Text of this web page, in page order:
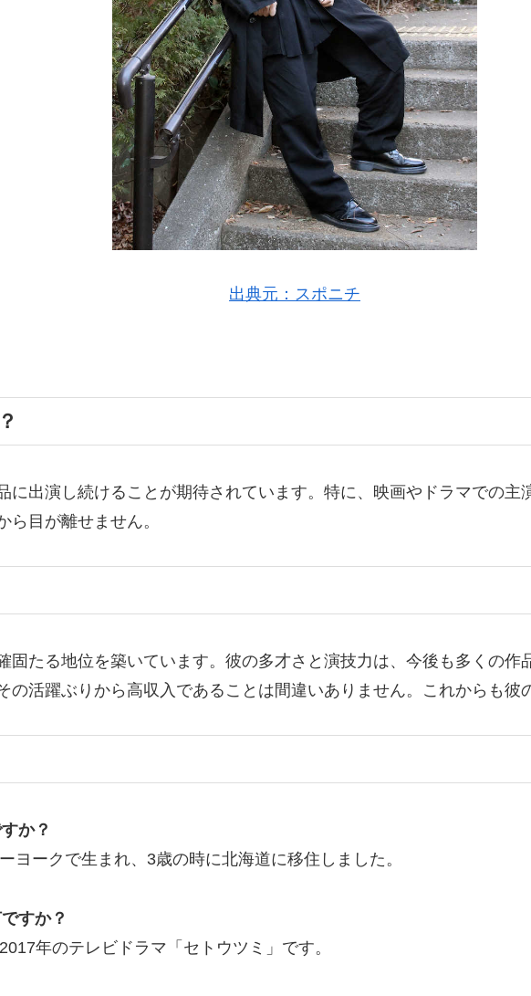
出典元：スポニチ
に出演し続けることが期待されています。特に、映画やドラマでの
ら目が離せません。
固たる地位を築いています。彼の多才さと演技力は、今後も多くの作
の活躍ぶりから高収入であることは間違いありません。これからも彼
か？
ヨークで生まれ、3歳の時に北海道に移住しました。
すか？
年のテレビドラマ「セトウツミ」です。